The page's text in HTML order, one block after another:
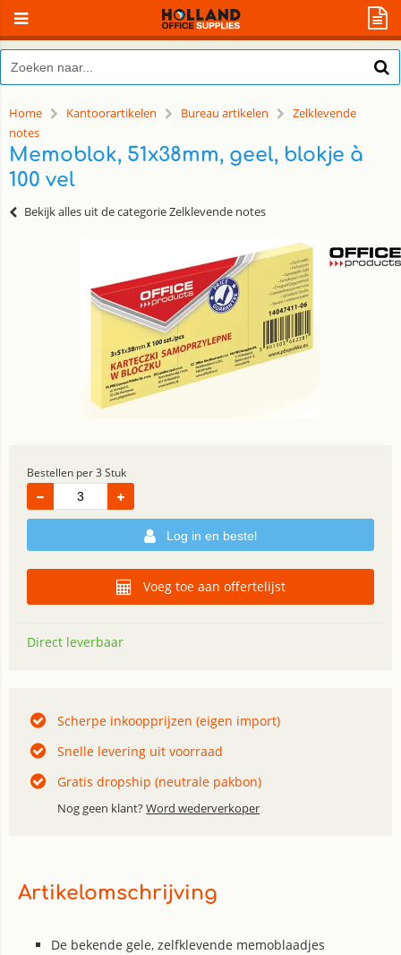
Home Kantoorartikelen Bureau artikelen
Zelklevende
notes
Memoblok, 51x38mm, geel, blokje à
100 vel
Bekijk alles uit de categorie Zelklevende notes
Bestellen per 3 Stuk
Log in en bestel
Voeg toe aan offertelijst
Direct leverbaar
Scherpe inkoopprijzen (eigen import)
Snelle levering uit voorraad
Gratis dropship (neutrale pakbon)
Nog geen klant?Word wederverkoper
Artikelomschrijving
De bekende gele, zelfklevende memoblaadjes